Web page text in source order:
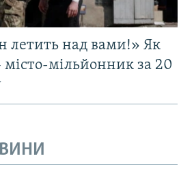
летить над вами!» Як
місто-мільйонник за 20